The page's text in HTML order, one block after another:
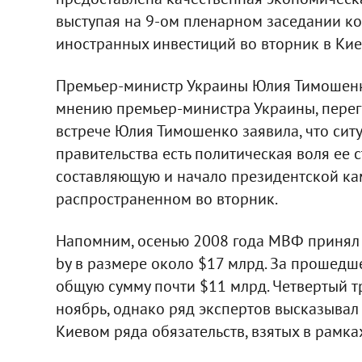
выступая на 9-ом пленарном заседании
иностранных инвестиций во вторник в
Премьер-министр Украины Юлия
мнению премьер-министра Украины,
встрече Юлия Тимошенко заявила, что
правительства есть политическая воля
составляющую и начало президентской
распространенном во вторник.
Напомним, осенью 2008 года МВФ
by в размере около $17 млрд. За
общую сумму почти $11 млрд. Четвертый
ноябрь, однако ряд экспертов
Киевом ряда обязательств, взятых в